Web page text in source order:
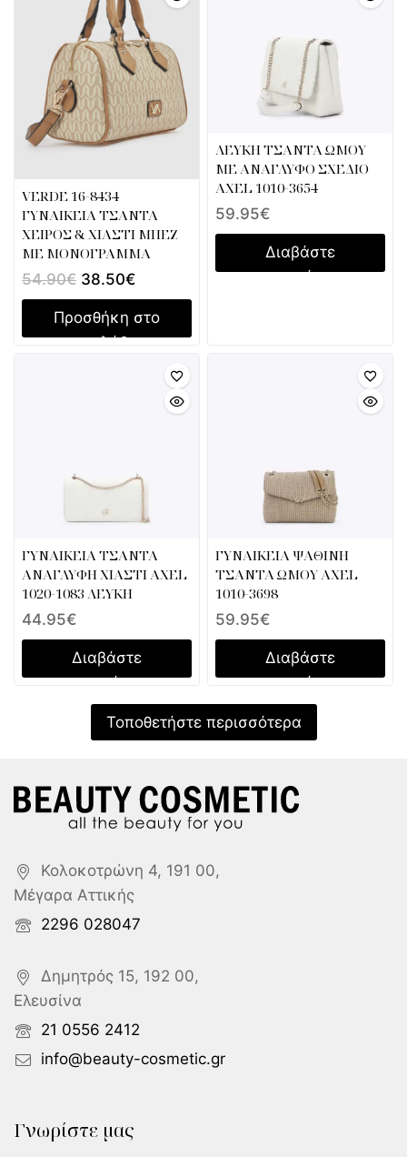
VERDE 16-8434
ΓΥΝΑΙΚΕΙΑ ΤΣΑΝΤΑ
ΧΕΙΡΟΣ & ΧΙΑΣΤΙ ΜΠΕΖ
ΜΕ ΜΟΝΟΓΡΑΜΜΑ
54.90€ 38.50€
Προσθήκη στο
καλάθι
ΛΕΥΚΗ ΤΣΑΝΤΑ ΩΜΟΥ
ΜΕ ΑΝΑΓΛΥΦΟ ΣΧΕΔΙΟ
AXEL 1010-3654
59.95€
Διαβάστε
περισσότερα
ΓΥΝΑΙΚΕΙΑ ΤΣΑΝΤΑ
ΑΝΑΓΛΥΦΗ ΧΙΑΣΤΙ AXEL
1020-1083 ΛΕΥΚΗ
44.95€
Διαβάστε
περισσότερα
ΓΥΝΑΙΚΕΙΑ ΨΑΘΙΝΗ
ΤΣΑΝΤΑ ΩΜΟΥ AXEL
1010-3698
59.95€
Διαβάστε
περισσότερα
Τοποθετήστε περισσότερα
Κολοκοτρώνη 4, 191 00,
Μέγαρα Αττικής
2296 028047
Δημητρός 15, 192 00,
Ελευσίνα
21 0556 2412
info@beauty-cosmetic.gr
Γνωρίστε μας